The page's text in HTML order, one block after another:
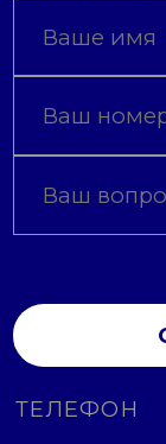
ТЕЛЕФОН